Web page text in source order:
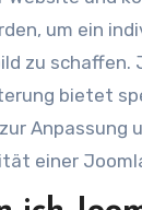
um ein
zu schaffen.
bietet
Anpassung
einer